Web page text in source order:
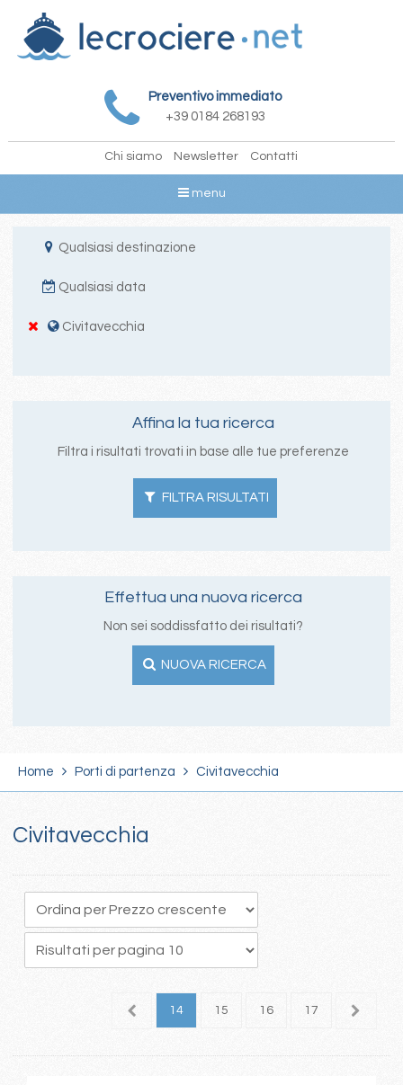
Preventivo immediato
+39 0184 268193
Chi siamo Newsletter Contatti
menu
Qualsiasi destinazione
Qualsiasi data
Civitavecchia
Affina la tua ricerca
Filtra i risultati trovati in base alle tue preferenze
FILTRA RISULTATI
Effettua una nuova ricerca
Non sei soddissfatto dei risultati?
NUOVA RICERCA
Home Porti di partenza Civitavecchia
Civitavecchia
13 14 15 16 17 18